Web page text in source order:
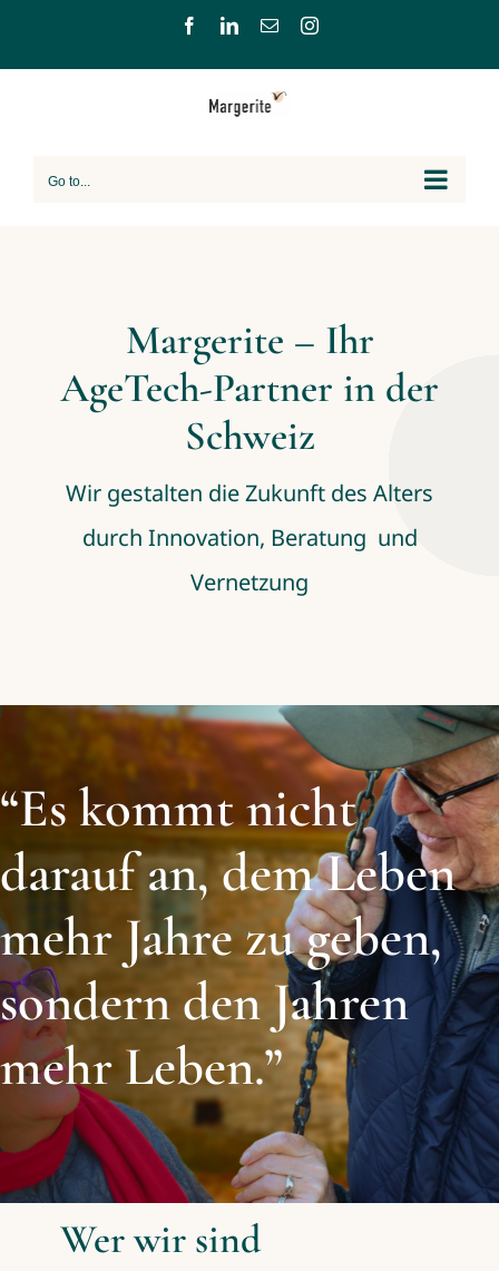
to
FacebookLinkedIn
EmailInstagram
Go to...
Margerite – Ihr
AgeTech-Partner in der
Schweiz
Wir gestalten die Zukunft des Alters
durch Innovation, Beratung und
Vernetzung
“Es kommt nicht
darauf an, dem Leben
mehr Jahre zu geben,
sondern den Jahren
mehr Leben.”
Wer wir sind